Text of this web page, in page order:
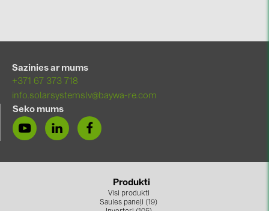
Sazinies ar mums
+371 67 373 718
info.solarsystemslv@baywa-re.com
Seko mums
Produkti
Visi produkti
Saules paneļi (19)